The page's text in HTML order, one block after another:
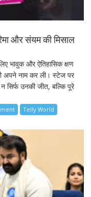
और संयम की मिसाल
भावुक और ऐतिहासिक क्षण
अपने नाम कर ली। स्टेज पर
सिर्फ उनकी जीत, बल्कि पूरे
Telly World